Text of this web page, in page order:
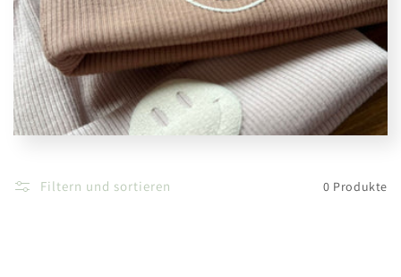
Filtern und sortieren 0 Produkte